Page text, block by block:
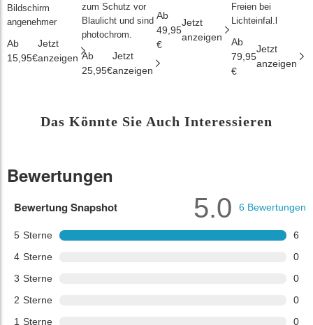
Bildschirm
angenehmer
Ab
15,95€
Jetzt
anzeigen
zum Schutz vor
Blaulicht und sind
photochrom.
Ab
25,95€
Jetzt
anzeigen
Ab
49,95
€
Jetzt
anzeigen
Freien bei
Lichteinfal.l
Ab
79,95
€
Jetzt
anzeigen
Das Könnte Sie Auch Interessieren
Bewertungen
Bewertung Snapshot
5 Sterne
6
4 Sterne
0
3 Sterne
0
2 Sterne
0
1 Sterne 0
5.0 6 Bewertungen